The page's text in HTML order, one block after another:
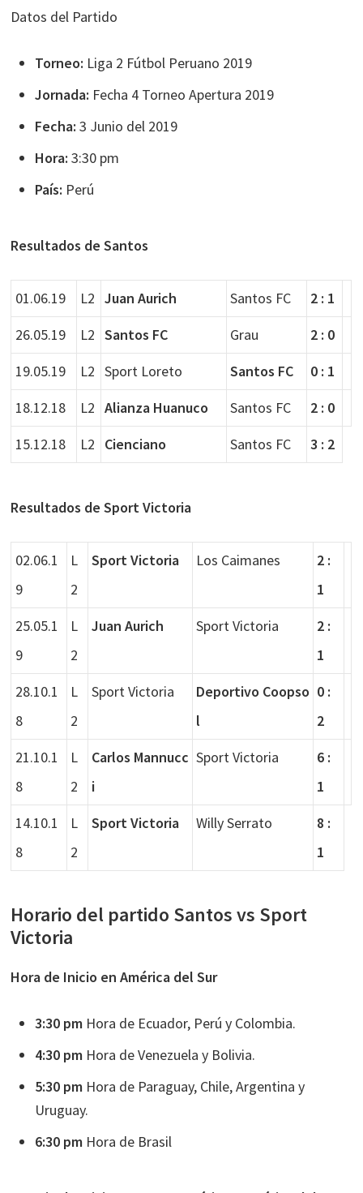
Datos del Partido
Torneo: Liga 2 Fútbol Peruano 2019
Jornada: Fecha 4 Torneo Apertura 2019
Fecha: 3 Junio del 2019
Hora: 3:30 pm
País: Perú
Resultados de Santos
01.06.19 L2 Juan Aurich Santos FC
2 : 1
26.05.19
L2 Santos FC Grau
2 : 0
19.05.19
L2 Sport Loreto Santos FC
0 : 1
18.12.18
L2 Alianza Huanuco Santos FC
2 : 0
15.12.18
L2 Cienciano Santos FC 3 : 2
Resultados de Sport Victoria
02.06.1
9
L
2
Sport Victoria Los Caimanes
2 :
1
25.05.1
9
L
2
Juan Aurich Sport Victoria
2 :
1
28.10.1
8
L
2
Sport Victoria
Deportivo Coopso
l
0 :
2
21.10.1
8
L
2
Carlos Mannucc
i
Sport Victoria
6 :
1
14.10.1
8
L
2
Sport Victoria Willy Serrato
8 :
1
Horario del partido Santos vs Sport
Victoria
Hora de Inicio en América del Sur
3:30 pm Hora de Ecuador, Perú y Colombia.
4:30 pm Hora de Venezuela y Bolivia.
5:30 pm Hora de Paraguay, Chile, Argentina y
Uruguay.
6:30 pm Hora de Brasil